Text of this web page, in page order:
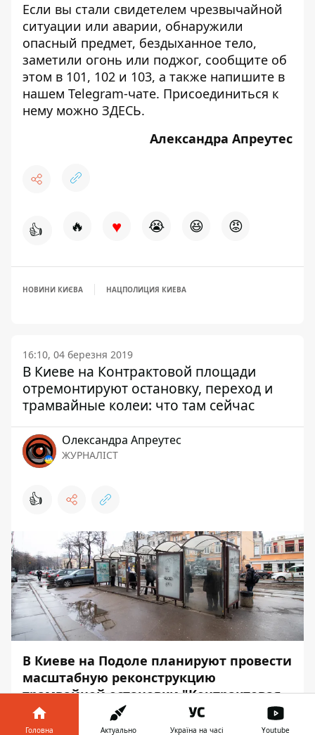
Если вы стали свидетелем чрезвычайной
ситуации или аварии, обнаружили
опасный предмет, бездыханное тело,
заметили огонь или поджог, сообщите об
этом в 101, 102 и 103, а также напишите в
нашем Telegram-чате. Присоединиться к
нему можно ЗДЕСЬ.
Александра Апреутес
👍 🔥 ♥ 😭 😆 😡
НОВИНИ КИЄВА НАЦПОЛИЦИЯ КИЕВА
16:10, 04 березня 2019
В Киеве на Контрактовой площади
отремонтируют остановку, переход и
трамвайные колеи: что там сейчас
Олександра Апреутес
ЖУРНАЛІСТ
👍
В Киеве на Подоле планируют провести
масштабную реконструкцию
трамвайной остановки "Контрактовая
площадь" и трамвайных путей на
прилегающих улицах, а именно - на
Головна Актуально Україна на часі Youtube